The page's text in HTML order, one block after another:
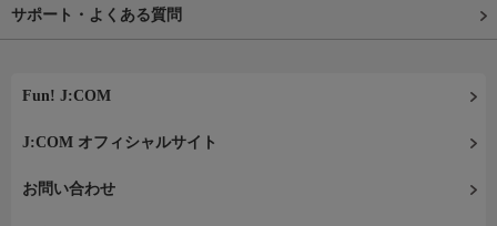
サポート・よくある質問
Fun! J:COM
J:COM オフィシャルサイト
お問い合わせ